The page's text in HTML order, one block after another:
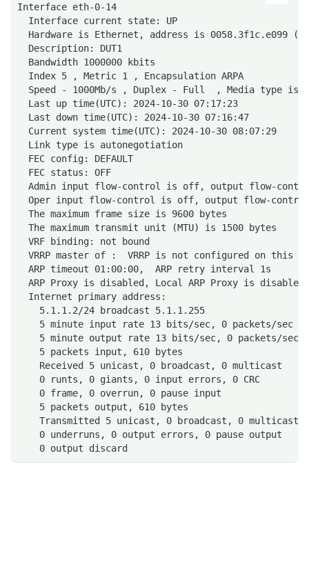
Interface eth-0-14
  Interface current state: UP
Hardware is Ethernet, address is 0058.3f1c.e099
  Description: DUT1
  Bandwidth 1000000 kbits
  Index 5 , Metric 1 , Encapsulation ARPA
Speed - 1000Mb/s , Duplex - Full  , Media type is
  Last up time(UTC): 2024-10-30 07:17:23
  Last down time(UTC): 2024-10-30 07:16:47
  Current system time(UTC): 2024-10-30 08:07:29
  Link type is autonegotiation
  FEC config: DEFAULT
  FEC status: OFF
Admin input flow-control is off, output flow-
Oper input flow-control is off, output flow-
  The maximum frame size is 9600 bytes
  The maximum transmit unit (MTU) is 1500 bytes
  VRF binding: not bound
VRRP master of :  VRRP is not configured on this
  ARP timeout 01:00:00,  ARP retry interval 1s
  ARP Proxy is disabled, Local ARP Proxy is disabled
  Internet primary address:
    5.1.1.2/24 broadcast 5.1.1.255
    5 minute input rate 13 bits/sec, 0 packets/sec
    5 minute output rate 13 bits/sec, 0 packets/sec
    5 packets input, 610 bytes
    Received 5 unicast, 0 broadcast, 0 multicast
    0 runts, 0 giants, 0 input errors, 0 CRC
    0 frame, 0 overrun, 0 pause input
    5 packets output, 610 bytes
    Transmitted 5 unicast, 0 broadcast, 0 multicast
    0 underruns, 0 output errors, 0 pause output
    0 output discard